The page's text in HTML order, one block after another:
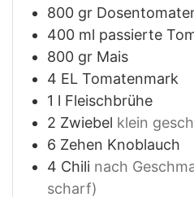
800 gr
400 ml passierte
800 gr Mais
4 EL Tomatenmark
1 l Fleischbrühe
2 Zwiebel klein
6 Zehen Knoblauch
4 Chili nach
scharf)